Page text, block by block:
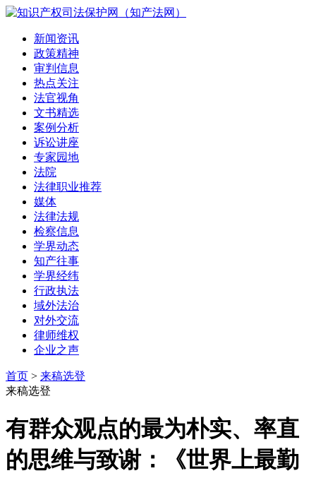
新闻资讯
政策精神
审判信息
热点关注
法官视角
文书精选
案例分析
诉讼讲座
专家园地
法院
法律职业推荐
媒体
法律法规
检察信息
学界动态
知产往事
学界经纬
行政执法
域外法治
对外交流
律师维权
企业之声
首页 > 来稿选登
来稿选登
有群众观点的最为朴实、率直
的思维与致谢：《世界上最勤